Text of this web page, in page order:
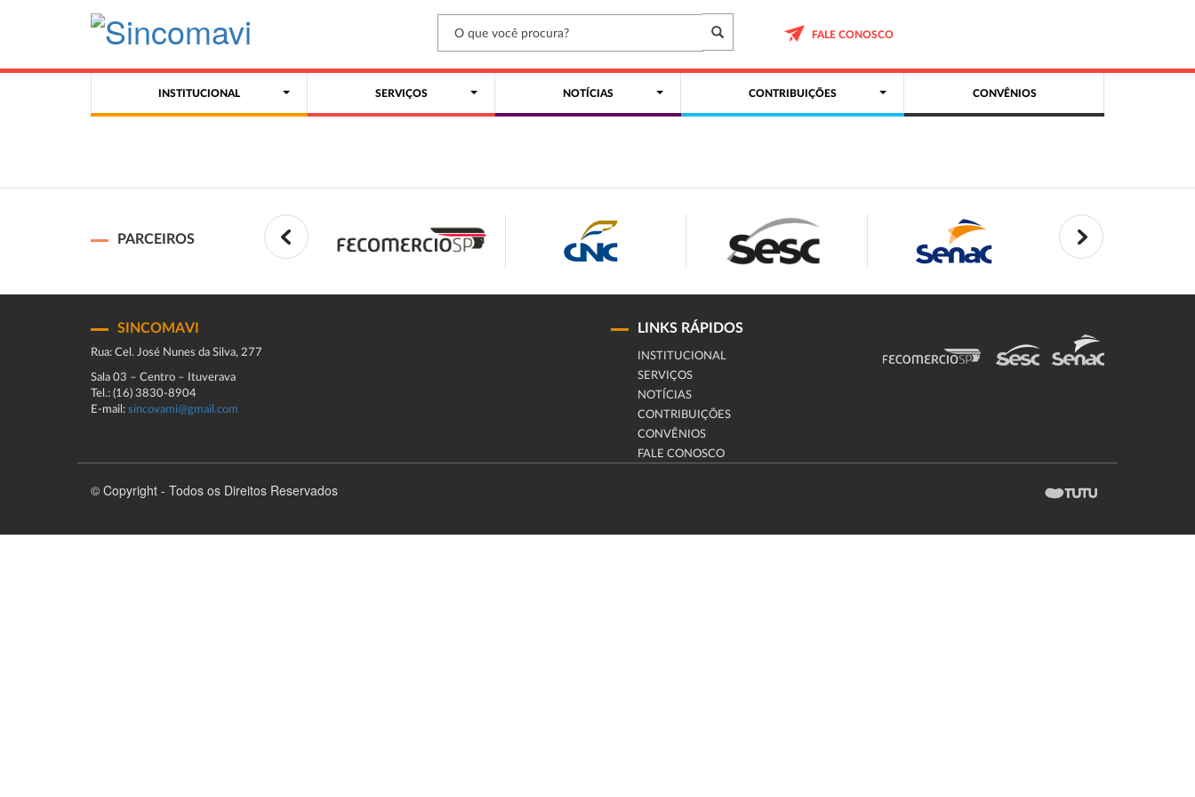
FALE CONOSCO
INSTITUCIONAL SERVIÇOS NOTÍCIAS CONTRIBUIÇÕES CONVÊNIOS
PARCEIROS
SINCOMAVI
Rua: Cel. José Nunes da Silva, 277
Sala 03 – Centro – Ituverava
Tel.: (16) 3830-8904
E-mail: sincovami@gmail.com
LINKS RÁPIDOS
INSTITUCIONAL
SERVIÇOS
NOTÍCIAS
CONTRIBUIÇÕES
CONVÊNIOS
FALE CONOSCO
© Copyright - Todos os Direitos Reservados